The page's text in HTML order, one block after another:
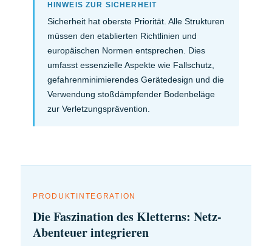
HINWEIS ZUR SICHERHEIT
Sicherheit hat oberste Priorität. Alle Strukturen
müssen den etablierten Richtlinien und
europäischen Normen entsprechen. Dies
umfasst essenzielle Aspekte wie Fallschutz,
gefahrenminimierendes Gerätedesign und die
Verwendung stoßdämpfender Bodenbeläge
zur Verletzungsprävention.
PRODUKTINTEGRATION
Die Faszination des Kletterns: Netz-
Abenteuer integrieren